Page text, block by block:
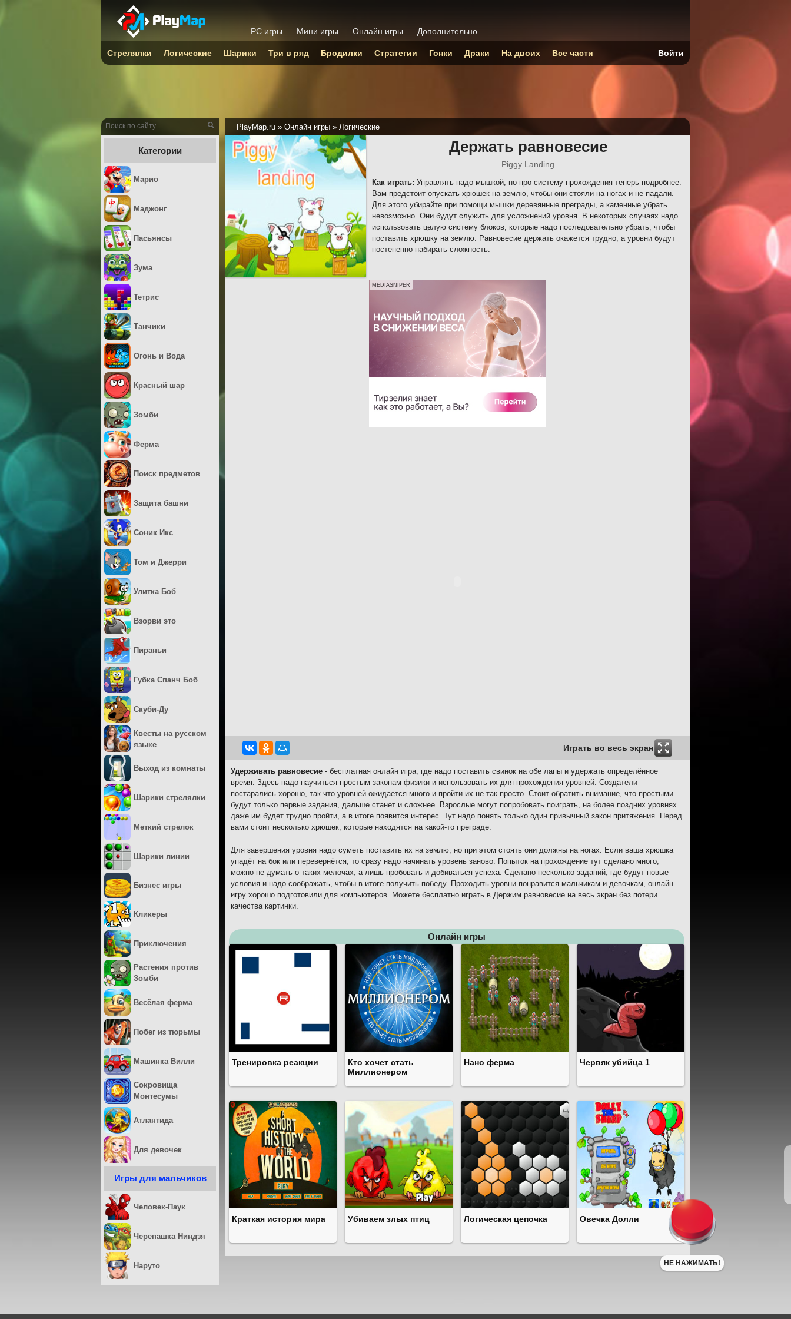
PlayMap.ru » Онлайн игры » Логические
Держать равновесие
Piggy Landing
Как играть: Управлять надо мышкой, но про систему прохождения теперь подробнее.
Вам предстоит опускать хрюшек на землю, чтобы они стояли на ногах и не падали.
Для этого убирайте при помощи мышки деревянные преграды, а каменные убрать
невозможно. Они будут служить для усложнений уровня. В некоторых случаях надо
использовать целую систему блоков, которые надо последовательно убрать, чтобы
поставить хрюшку на землю. Равновесие держать окажется трудно, а уровни будут
постепенно набирать сложность.
MEDIASNIPER
Играть во весь экран
Удерживать равновесие - бесплатная онлайн игра, где надо поставить свинок на обе лапы и удержать определённое
время. Здесь надо научиться простым законам физики и использовать их для прохождения уровней. Создатели
постарались хорошо, так что уровней ожидается много и пройти их не так просто. Стоит обратить внимание, что простыми
будут только первые задания, дальше станет и сложнее. Взрослые могут попробовать поиграть, на более поздних уровнях
даже им будет трудно пройти, а в итоге появится интерес. Тут надо понять только один привычный закон притяжения. Перед
вами стоит несколько хрюшек, которые находятся на какой-то преграде.
Для завершения уровня надо суметь поставить их на землю, но при этом стоять они должны на ногах. Если ваша хрюшка
упадёт на бок или перевернётся, то сразу надо начинать уровень заново. Попыток на прохождение тут сделано много,
можно не думать о таких мелочах, а лишь пробовать и добиваться успеха. Сделано несколько заданий, где будут новые
условия и надо соображать, чтобы в итоге получить победу. Проходить уровни понравится мальчикам и девочкам, онлайн
игру хорошо подготовили для компьютеров. Можете бесплатно играть в Держим равновесие на весь экран без потери
качества картинки.
Онлайн игры
Тренировка реакции
Кто хочет стать
Миллионером
Нано ферма Червяк убийца 1
Краткая история мира Убиваем злых птиц Логическая цепочка Овечка Долли
Категории
Марио
Маджонг
Пасьянсы
Зума
Тетрис
Танчики
Огонь и Вода
Красный шар
Зомби
Ферма
Поиск предметов
Защита башни
Соник Икс
Том и Джерри
Улитка Боб
Взорви это
Пираньи
Губка Спанч Боб
Скуби-Ду
Квесты на русском
языке
Выход из комнаты
Шарики стрелялки
Меткий стрелок
Шарики линии
Бизнес игры
Кликеры
Приключения
Растения против
Зомби
Весёлая ферма
Побег из тюрьмы
Машинка Вилли
Сокровища
Монтесумы
Атлантида
Для девочек
Игры для мальчиков
Человек-Паук
Черепашка Ниндзя
Наруто
PC игры Мини игры Онлайн игры Дополнительно
Стрелялки Логические Шарики Три в ряд Бродилки Стратегии Гонки Драки На двоих Все части Войти
НЕ НАЖИМАТЬ!